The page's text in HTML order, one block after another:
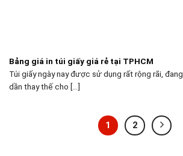
Bảng giá in túi giấy giá rẻ tại TPHCM
Túi giấy ngày nay được sử dụng rất rộng rãi, đang
dần thay thế cho [...]
1 2